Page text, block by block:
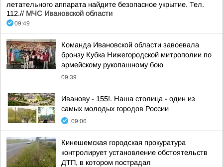
летательного аппарата найдите безопасное укрытие. Тел.
112.// МЧС Ивановской области
09:49
Команда Ивановской области завоевала
бронзу Кубка Нижегородской митрополии по
армейскому рукопашному бою
09:39
Иванову - 155!. Наша столица - один из
самых молодых городов России
09:06
Кинешемская городская прокуратура
контролирует установление обстоятельств
ДТП, в котором пострадал